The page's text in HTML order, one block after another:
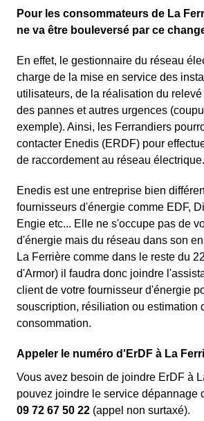
Pour les consommateurs de La
ne va être bouleversé par ce
En effet, le gestionnaire du réseau
charge de la mise en service des
utilisateurs, de la réalisation du
des pannes et autres urgences
exemple). Ainsi, les Ferrandiers
contacter Enedis (ERDF) pour
de raccordement au réseau électrique.
Enedis est une entreprise bien
fournisseurs d'énergie comme EDF,
Engie etc... Elle ne s'occupe pas de
d'énergie mais du réseau dans son
La Ferrière comme dans le reste du
d'Armor) il faudra donc joindre
client de votre fournisseur d'énergie
souscription, résiliation ou estimation
consommation.
Appeler le numéro d'ErDF à La
Vous avez besoin de joindre ErDF à
pouvez joindre le service dépannage
09 72 67 50 22 (appel non surtaxé).